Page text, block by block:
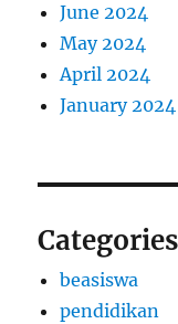
June 2024
May 2024
April 2024
January 2024
Categories
beasiswa
pendidikan